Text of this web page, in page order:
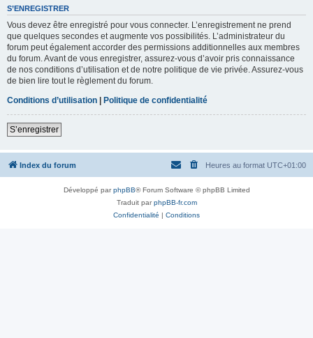
S’ENREGISTRER
Vous devez être enregistré pour vous connecter. L’enregistrement ne prend
que quelques secondes et augmente vos possibilités. L’administrateur du
forum peut également accorder des permissions additionnelles aux membres
du forum. Avant de vous enregistrer, assurez-vous d’avoir pris connaissance
de nos conditions d’utilisation et de notre politique de vie privée. Assurez-vous
de bien lire tout le règlement du forum.
Conditions d’utilisation | Politique de confidentialité
S’enregistrer
Index du forum Heures au format UTC+01:00
Développé parphpBB® Forum Software © phpBB Limited
Traduit parphpBB-fr.com
Confidentialité | Conditions